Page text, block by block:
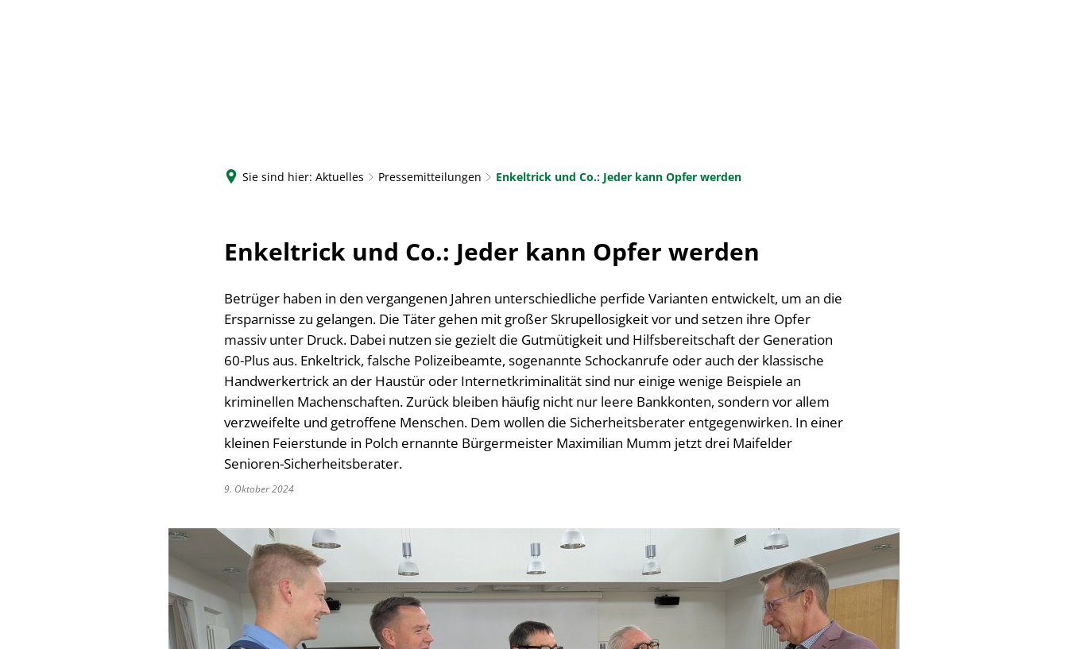
Sie sind hier: Aktuelles Pressemitteilungen Enkeltrick und Co.: Jeder kann Opfer werden
Enkeltrick und Co.: Jeder kann Opfer werden
Betrüger haben in den vergangenen Jahren unterschiedliche perfide Varianten entwickelt, um an die
Ersparnisse zu gelangen. Die Täter gehen mit großer Skrupellosigkeit vor und setzen ihre Opfer
massiv unter Druck. Dabei nutzen sie gezielt die Gutmütigkeit und Hilfsbereitschaft der Generation
60-Plus aus. Enkeltrick, falsche Polizeibeamte, sogenannte Schockanrufe oder auch der klassische
Handwerkertrick an der Haustür oder Internetkriminalität sind nur einige wenige Beispiele an
kriminellen Machenschaften. Zurück bleiben häufig nicht nur leere Bankkonten, sondern vor allem
verzweifelte und getroffene Menschen. Dem wollen die Sicherheitsberater entgegenwirken. In einer
kleinen Feierstunde in Polch ernannte Bürgermeister Maximilian Mumm jetzt drei Maifelder
Senioren-Sicherheitsberater.
9. Oktober 2024